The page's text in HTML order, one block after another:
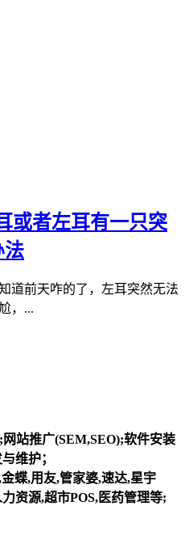
或者左耳有一只突
法
道前天咋的了，左耳突然无法
，...
站推广(SEM,SEO);软件安装
维护；
蝶,用友,管家婆,速达,星宇
资源,超市POS,医药管理等;